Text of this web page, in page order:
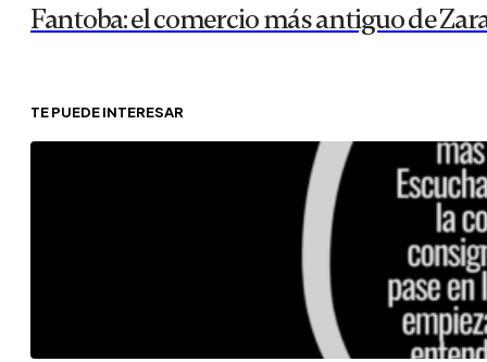
Fantoba: el comercio más antiguo de
TE PUEDE INTERESAR